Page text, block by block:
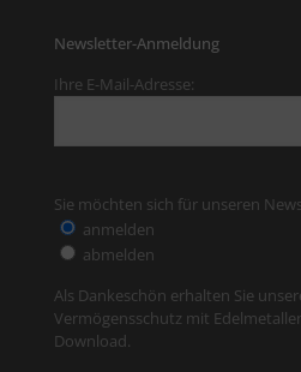
Newsletter-Anmeldung
Ihre E-Mail-Adresse:
Sie möchten sich für unseren
anmelden
abmelden
Als Dankeschön erhalten Sie
Vermögensschutz mit
Download.